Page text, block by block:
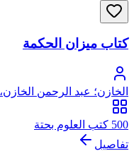
كتاب ميزان الحكمة
الخازن؛ عبد الرحمن الخازن،
500 كتب العلوم بحتة
تفاصيل